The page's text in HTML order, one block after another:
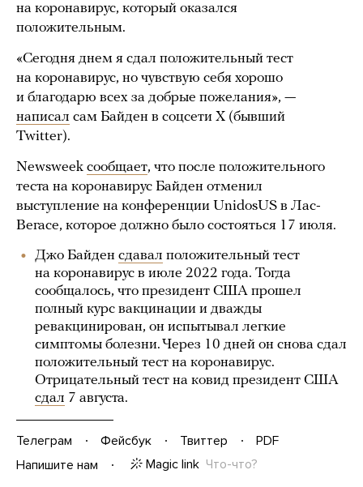
на коронавирус, который оказался
положительным.
«Сегодня днем я сдал положительный тест
на коронавирус, но чувствую себя хорошо
и благодарю всех за добрые пожелания», —
написал сам Байден в соцсети X (бывший
Twitter).
Newsweek сообщает, что после положительного
теста на коронавирус Байден отменил
выступление на конференции UnidosUS в Лас-
Вегасе, которое должно было состояться 17 июля.
Джо Байден сдавал положительный тест
на коронавирус в июле 2022 года. Тогда
сообщалось, что президент США прошел
полный курс вакцинации и дважды
ревакцинирован, он испытывал легкие
симптомы болезни. Через 10 дней он снова сдал
положительный тест на коронавирус.
Отрицательный тест на ковид президент США
сдал 7 августа.
Телеграм Фейсбук Твиттер
PDF
Напишите нам
Magic link Что-что?